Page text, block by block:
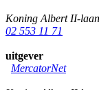
Koning Albert II-
02 553 11 71
uitgever
MercatorNet